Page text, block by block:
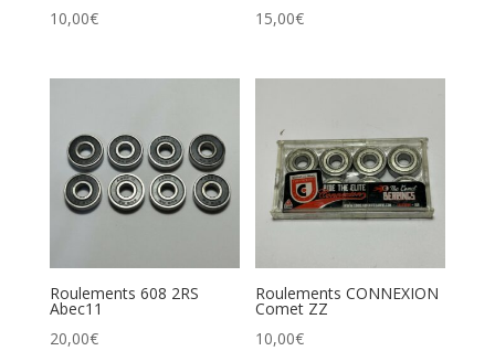
10,00€
15,00€
Roulements 608 2RS
Abec11
20,00€
Roulements CONNEXION
Comet ZZ
10,00€